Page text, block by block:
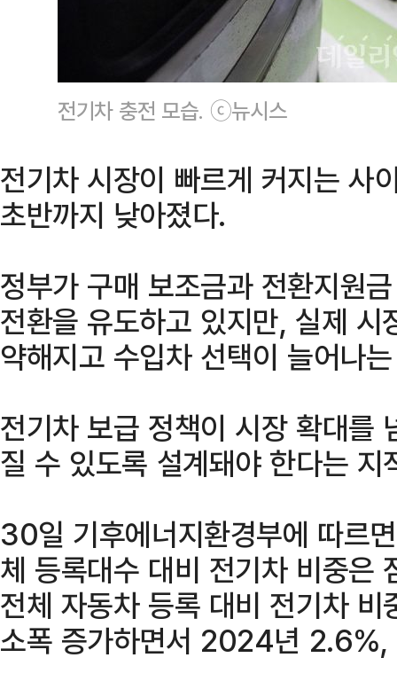
전기차 충전 모습. ⓒ뉴시스
전기차 시장이 빠르게 커지는
초반까지 낮아졌다.
정부가 구매 보조금과 전환지원
전환을 유도하고 있지만, 실제
약해지고 수입차 선택이 늘어나
전기차 보급 정책이 시장 확대를
질 수 있도록 설계돼야 한다는 지
30일 기후에너지환경부에 따르
체 등록대수 대비 전기차 비중
전체 자동차 등록 대비 전기차
소폭 증가하면서 2024년